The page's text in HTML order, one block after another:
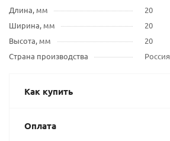
Длина, мм
20
Ширина, мм
20
Высота, мм
20
Страна производства
Россия
Как купить
Оплата